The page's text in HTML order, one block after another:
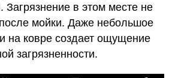
Загрязнение в этом месте не
мойки. Даже небольшое
на ковре создает ощущение
загрязненности.